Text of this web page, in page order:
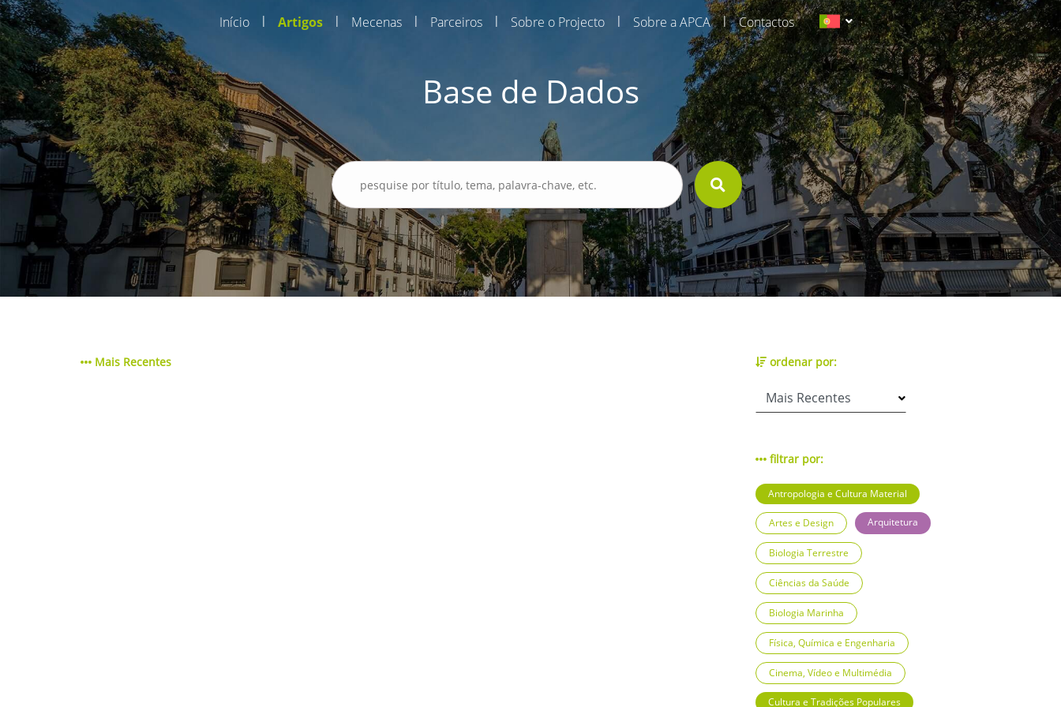
Início | Artigos | Mecenas | Parceiros | Sobre o Projecto | Sobre a APCA | Contactos
Base de Dados
Mais Recentes ordenar por:
filtrar por:
Antropologia e Cultura Material
Artes e Design Arquitetura
Biologia Terrestre
Ciências da Saúde
Biologia Marinha
Física, Química e Engenharia
Cinema, Vídeo e Multimédia
Cultura e Tradições Populares